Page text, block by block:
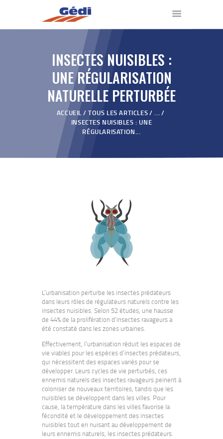
INSECTES NUISIBLES :
UNE RÉGULARISATION
NATURELLE PERTURBÉE
ACCUEIL TOUS LES ARTICLES
...
INSECTES NUISIBLES : UNE
RÉGULARISATION...
ACCUEIL
NOS PRODUITS
QUI SOMMES NOUS ?
VIDÉOS
REVENDEURS
BLOG
CONTACT
L’urbanisation perturbe les insectes prédateurs
dans leurs rôles de régulateurs naturels contre les
insectes nuisibles. Selon 52 études, une hausse
de 44% de la prolifération d’insectes ravageurs a
été constaté dans les zones urbaines.
Effectivement, l’urbanisation réduit les espaces de
vie viables pour les espèces d’insectes prédateurs,
qui nécessitent des espaces variés pour se
développer. Leurs cycles de vie perturbés, ces
ennemis naturels des insectes ravageurs peinent à
coloniser de nouveaux territoires, tandis que les
nuisibles se développent dans les villes. Pour
cause, la température dans les villes favorise la
fécondité et le développement des insectes
nuisibles tout en nuisant au développement de
leurs ennemis naturels, les insectes prédateurs.